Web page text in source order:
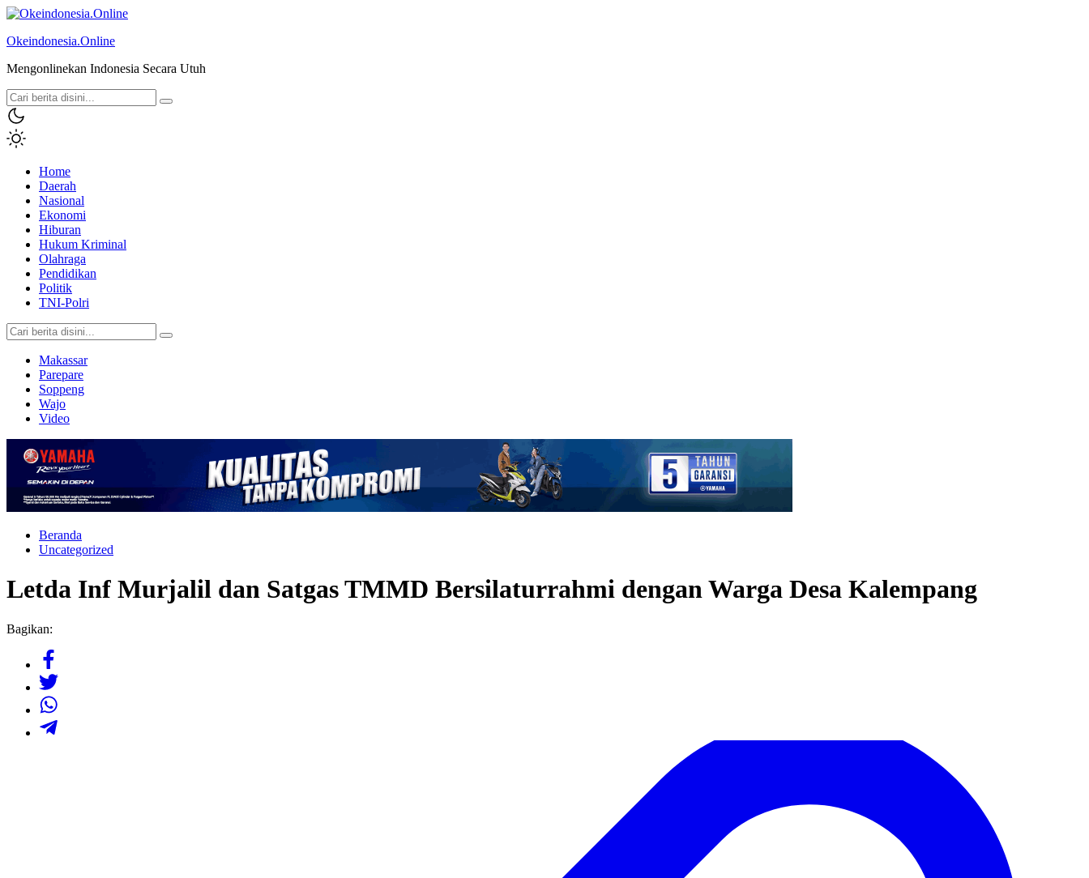
Okeindonesia.Online
Mengonlinekan Indonesia Secara Utuh
Home
Daerah
Nasional
Ekonomi
Hiburan
Hukum Kriminal
Olahraga
Pendidikan
Politik
TNI-Polri
Makassar
Parepare
Soppeng
Wajo
Video
Beranda
Uncategorized
Letda Inf Murjalil dan Satgas TMMD Bersilaturrahmi dengan Warga Desa Kalempang
Bagikan: